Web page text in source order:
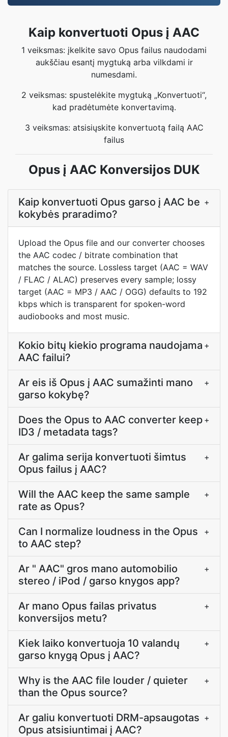
Kaip konvertuoti Opus į AAC
1 veiksmas: įkelkite savo Opus failus naudodami
aukščiau esantį mygtuką arba vilkdami ir
numesdami.
2 veiksmas: spustelėkite mygtuką „Konvertuoti“,
kad pradėtumėte konvertavimą.
3 veiksmas: atsisiųskite konvertuotą failą AAC
failus
Opus į AAC Konversijos DUK
Kaip konvertuoti Opus garso į AAC be
kokybės praradimo?
+
Upload the Opus file and our converter chooses
the AAC codec / bitrate combination that
matches the source. Lossless target (AAC = WAV
/ FLAC / ALAC) preserves every sample; lossy
target (AAC = MP3 / AAC / OGG) defaults to 192
kbps which is transparent for spoken-word
audiobooks and most music.
Kokio bitų kiekio programa naudojama
AAC failui?
+
Ar eis iš Opus į AAC sumažinti mano
garso kokybę?
+
Does the Opus to AAC converter keep
ID3 / metadata tags?
+
Ar galima serija konvertuoti šimtus
Opus failus į AAC?
+
Will the AAC keep the same sample
rate as Opus?
+
Can I normalize loudness in the Opus
to AAC step?
+
Ar " AAC" gros mano automobilio
stereo / iPod / garso knygos app?
+
Ar mano Opus failas privatus
konversijos metu?
+
Kiek laiko konvertuoja 10 valandų
garso knygą Opus į AAC?
+
Why is the AAC file louder / quieter
than the Opus source?
+
Ar galiu konvertuoti DRM-apsaugotas
Opus atsisiuntimai į AAC?
+